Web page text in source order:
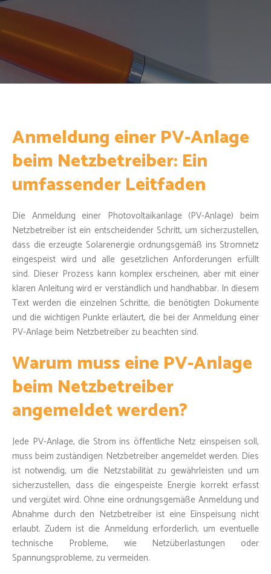
Anmeldung einer PV-Anlage
beim Netzbetreiber: Ein
umfassender Leitfaden
Die Anmeldung einer Photovoltaikanlage (PV-Anlage) beim
Netzbetreiber ist ein entscheidender Schritt, um sicherzustellen,
dass die erzeugte Solarenergie ordnungsgemäß ins Stromnetz
eingespeist wird und alle gesetzlichen Anforderungen erfüllt
sind. Dieser Prozess kann komplex erscheinen, aber mit einer
klaren Anleitung wird er verständlich und handhabbar. In diesem
Text werden die einzelnen Schritte, die benötigten Dokumente
und die wichtigen Punkte erläutert, die bei der Anmeldung einer
PV-Anlage beim Netzbetreiber zu beachten sind.
Warum muss eine PV-Anlage
beim Netzbetreiber
angemeldet werden?
Jede PV-Anlage, die Strom ins öffentliche Netz einspeisen soll,
muss beim zuständigen Netzbetreiber angemeldet werden. Dies
ist notwendig, um die Netzstabilität zu gewährleisten und um
sicherzustellen, dass die eingespeiste Energie korrekt erfasst
und vergütet wird. Ohne eine ordnungsgemäße Anmeldung und
Abnahme durch den Netzbetreiber ist eine Einspeisung nicht
erlaubt. Zudem ist die Anmeldung erforderlich, um eventuelle
technische Probleme, wie Netzüberlastungen oder
Spannungsprobleme, zu vermeiden.